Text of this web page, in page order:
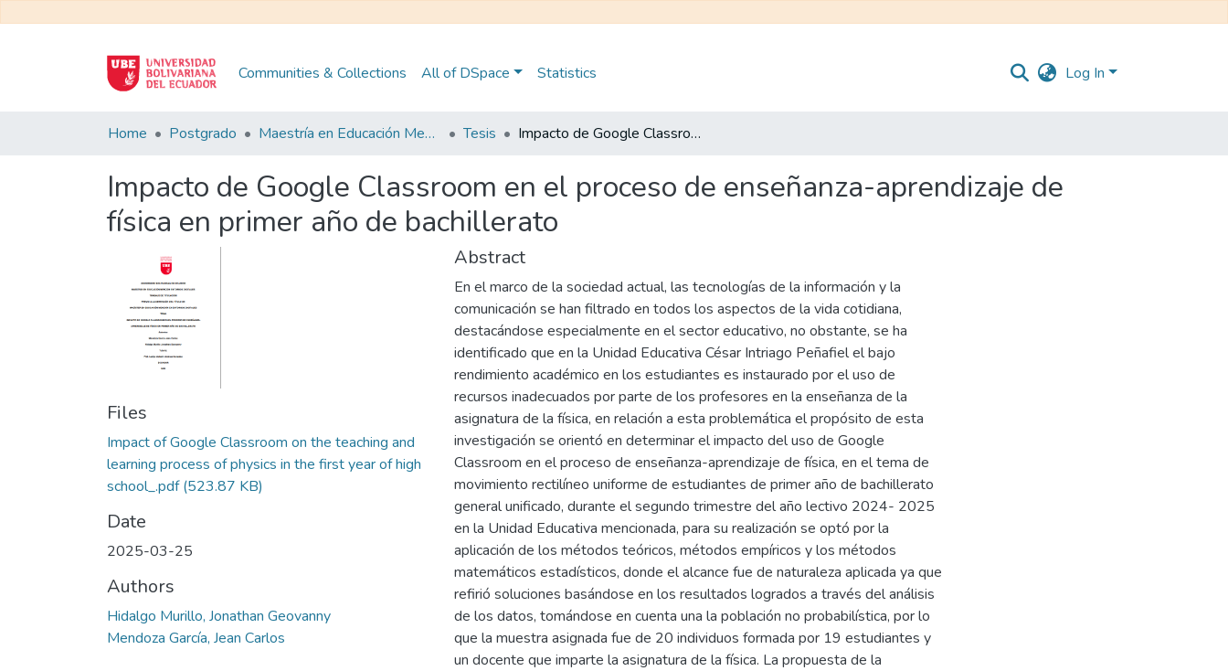
Communities & Collections All of DSpace Statistics Log In
Home Postgrado Maestría en Educación Mención en Pedagogía en Entornos Digitales Tesis Impacto de Google Classroom en el proceso de enseñanza-aprendizaje de física en primer año de bachillerato
Impacto de Google Classroom en el proceso de enseñanza-aprendizaje de
física en primer año de bachillerato
Files
Impact of Google Classroom on the teaching and
learning process of physics in the first year of high
school_.pdf(523.87 KB)
Date
2025-03-25
Authors
Hidalgo Murillo, Jonathan Geovanny
Mendoza García, Jean Carlos
Abstract
En el marco de la sociedad actual, las tecnologías de la información y la
comunicación se han filtrado en todos los aspectos de la vida cotidiana,
destacándose especialmente en el sector educativo, no obstante, se ha
identificado que en la Unidad Educativa César Intriago Peñafiel el bajo
rendimiento académico en los estudiantes es instaurado por el uso de
recursos inadecuados por parte de los profesores en la enseñanza de la
asignatura de la física, en relación a esta problemática el propósito de esta
investigación se orientó en determinar el impacto del uso de Google
Classroom en el proceso de enseñanza-aprendizaje de física, en el tema de
movimiento rectilíneo uniforme de estudiantes de primer año de bachillerato
general unificado, durante el segundo trimestre del año lectivo 2024- 2025
en la Unidad Educativa mencionada, para su realización se optó por la
aplicación de los métodos teóricos, métodos empíricos y los métodos
matemáticos estadísticos, donde el alcance fue de naturaleza aplicada ya que
refirió soluciones basándose en los resultados logrados a través del análisis
de los datos, tomándose en cuenta una la población no probabilística, por lo
que la muestra asignada fue de 20 individuos formada por 19 estudiantes y
un docente que imparte la asignatura de la física. La propuesta de la